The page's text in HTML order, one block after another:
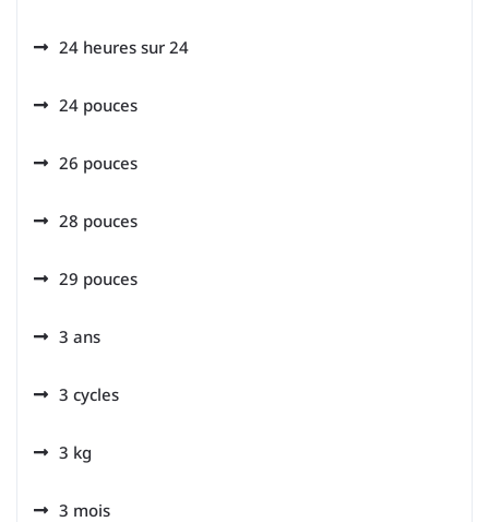
24 heures sur 24
24 pouces
26 pouces
28 pouces
29 pouces
3 ans
3 cycles
3 kg
3 mois